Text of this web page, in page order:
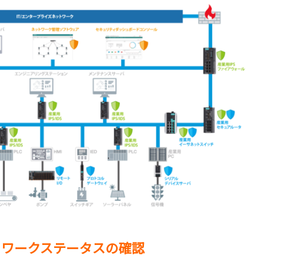
ークステータスの確認